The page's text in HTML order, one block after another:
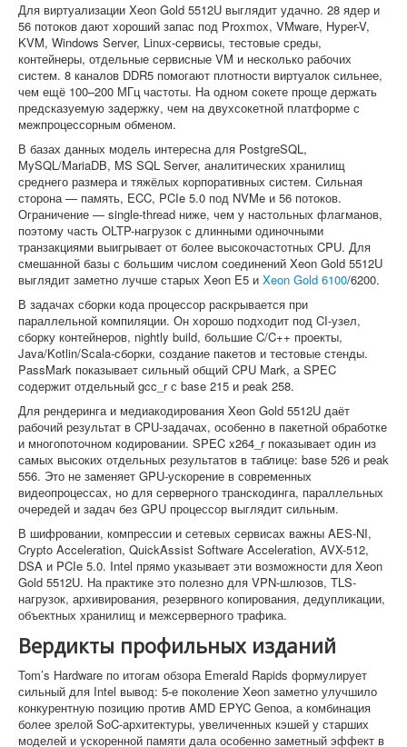
Для виртуализации Xeon Gold 5512U выглядит удачно. 28 ядер и
56 потоков дают хороший запас под Proxmox, VMware, Hyper-V,
KVM, Windows Server, Linux-сервисы, тестовые среды,
контейнеры, отдельные сервисные VM и несколько рабочих
систем. 8 каналов DDR5 помогают плотности виртуалок сильнее,
чем ещё 100–200 МГц частоты. На одном сокете проще держать
предсказуемую задержку, чем на двухсокетной платформе с
межпроцессорным обменом.
В базах данных модель интересна для PostgreSQL,
MySQL/MariaDB, MS SQL Server, аналитических хранилищ
среднего размера и тяжёлых корпоративных систем. Сильная
сторона — память, ECC, PCIe 5.0 под NVMe и 56 потоков.
Ограничение — single-thread ниже, чем у настольных флагманов,
поэтому часть OLTP-нагрузок с длинными одиночными
транзакциями выигрывает от более высокочастотных CPU. Для
смешанной базы с большим числом соединений Xeon Gold 5512U
выглядит заметно лучше старых Xeon E5 и Xeon Gold 6100/6200.
В задачах сборки кода процессор раскрывается при
параллельной компиляции. Он хорошо подходит под CI-узел,
сборку контейнеров, nightly build, большие C/C++ проекты,
Java/Kotlin/Scala-сборки, создание пакетов и тестовые стенды.
PassMark показывает сильный общий CPU Mark, а SPEC
содержит отдельный gcc_r с base 215 и peak 258.
Для рендеринга и медиакодирования Xeon Gold 5512U даёт
рабочий результат в CPU-задачах, особенно в пакетной обработке
и многопоточном кодировании. SPEC x264_r показывает один из
самых высоких отдельных результатов в таблице: base 526 и peak
556. Это не заменяет GPU-ускорение в современных
видеопроцессах, но для серверного транскодинга, параллельных
очередей и задач без GPU процессор выглядит сильным.
В шифровании, компрессии и сетевых сервисах важны AES-NI,
Crypto Acceleration, QuickAssist Software Acceleration, AVX-512,
DSA и PCIe 5.0. Intel прямо указывает эти возможности для Xeon
Gold 5512U. На практике это полезно для VPN-шлюзов, TLS-
нагрузок, архивирования, резервного копирования, дедупликации,
объектных хранилищ и межсерверного трафика.
Вердикты профильных изданий
Tom’s Hardware по итогам обзора Emerald Rapids формулирует
сильный для Intel вывод: 5-е поколение Xeon заметно улучшило
конкурентную позицию против AMD EPYC Genoa, а комбинация
более зрелой SoC-архитектуры, увеличенных кэшей у старших
моделей и ускоренной памяти дала особенно заметный эффект в